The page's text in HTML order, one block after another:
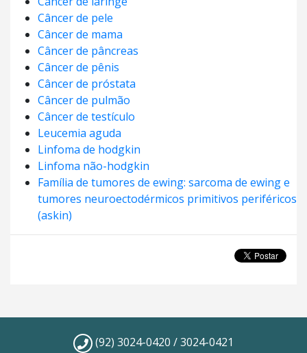
Câncer de pele
Câncer de mama
Câncer de pâncreas
Câncer de pênis
Câncer de próstata
Câncer de pulmão
Câncer de testículo
Leucemia aguda
Linfoma de hodgkin
Linfoma não-hodgkin
Família de tumores de ewing: sarcoma de ewing e
tumores neuroectodérmicos primitivos periféricos
(askin)
(92) 3024-0420 / 3024-0421